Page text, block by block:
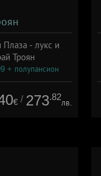
Плаза - лукс и
Троян
+ полупансион
€ / 273.82
лв.